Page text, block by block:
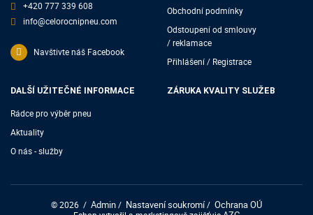
+420 777 339 608
info@celorocnipneu.com
Navštivte náš Facebook
Obchodní podmínky
Odstoupení od smlouvy
/ reklamace
Přihlášení / Registrace
DALŠÍ UŽITEČNÉ INFORMACE
Rádce pro výběr pneu
Aktuality
O nás - služby
ZÁRUKA KVALITY SLUŽEB
© 2026 / Admin/ Nastavení soukromí/ Ochrana OÚ